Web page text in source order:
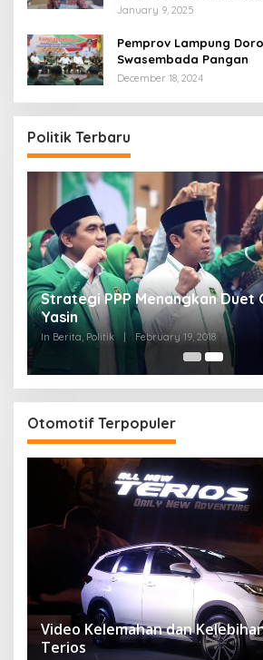
January 9, 2025
Pemprov Lampung
Swasembada Pangan
December 18, 2024
Politik Terbaru
Strategi PPP Menangkan Duet
Yasin
In Berita, Politik | February 19, 2018
Otomotif Terpopuler
Video Kelemahan dan
Terios